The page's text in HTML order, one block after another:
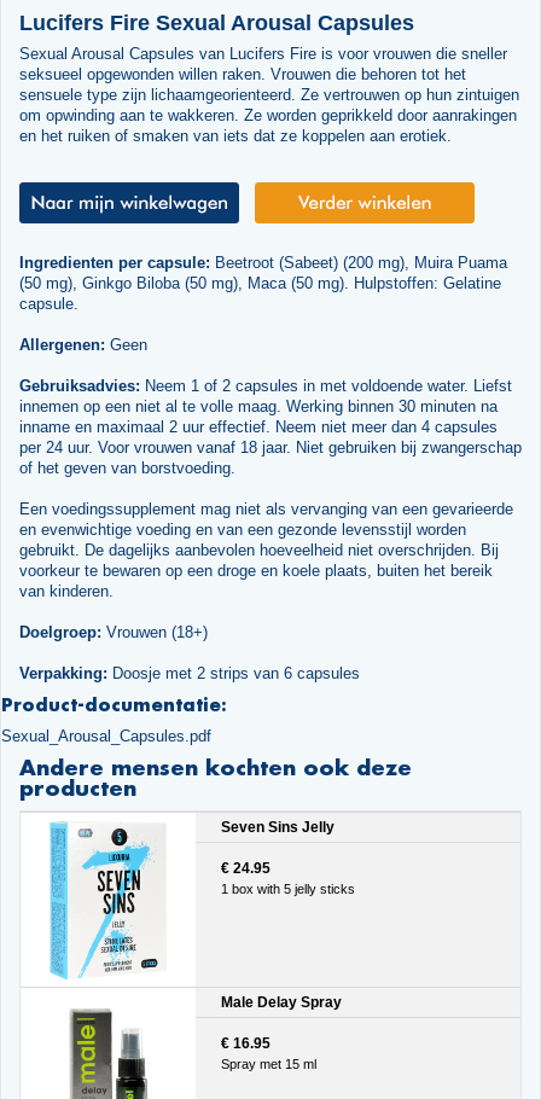
Lucifers Fire Sexual Arousal Capsules
Sexual Arousal Capsules van Lucifers Fire is voor vrouwen die sneller
seksueel opgewonden willen raken. Vrouwen die behoren tot het
sensuele type zijn lichaamgeorienteerd. Ze vertrouwen op hun zintuigen
om opwinding aan te wakkeren. Ze worden geprikkeld door aanrakingen
en het ruiken of smaken van iets dat ze koppelen aan erotiek.
Ingredienten per capsule: Beetroot (Sabeet) (200 mg), Muira Puama
(50 mg), Ginkgo Biloba (50 mg), Maca (50 mg). Hulpstoffen: Gelatine
capsule.
Allergenen: Geen
Gebruiksadvies: Neem 1 of 2 capsules in met voldoende water. Liefst
innemen op een niet al te volle maag. Werking binnen 30 minuten na
inname en maximaal 2 uur effectief. Neem niet meer dan 4 capsules
per 24 uur. Voor vrouwen vanaf 18 jaar. Niet gebruiken bij zwangerschap
of het geven van borstvoeding.
Een voedingssupplement mag niet als vervanging van een gevarieerde
en evenwichtige voeding en van een gezonde levensstijl worden
gebruikt. De dagelijks aanbevolen hoeveelheid niet overschrijden. Bij
voorkeur te bewaren op een droge en koele plaats, buiten het bereik
van kinderen.
Doelgroep: Vrouwen (18+)
Verpakking: Doosje met 2 strips van 6 capsules
Product-documentatie:
Sexual_Arousal_Capsules.pdf
Andere mensen kochten ook deze
producten
Seven Sins Jelly
€ 24.95
1 box with 5 jelly sticks
Male Delay Spray
€ 16.95
Spray met 15 ml